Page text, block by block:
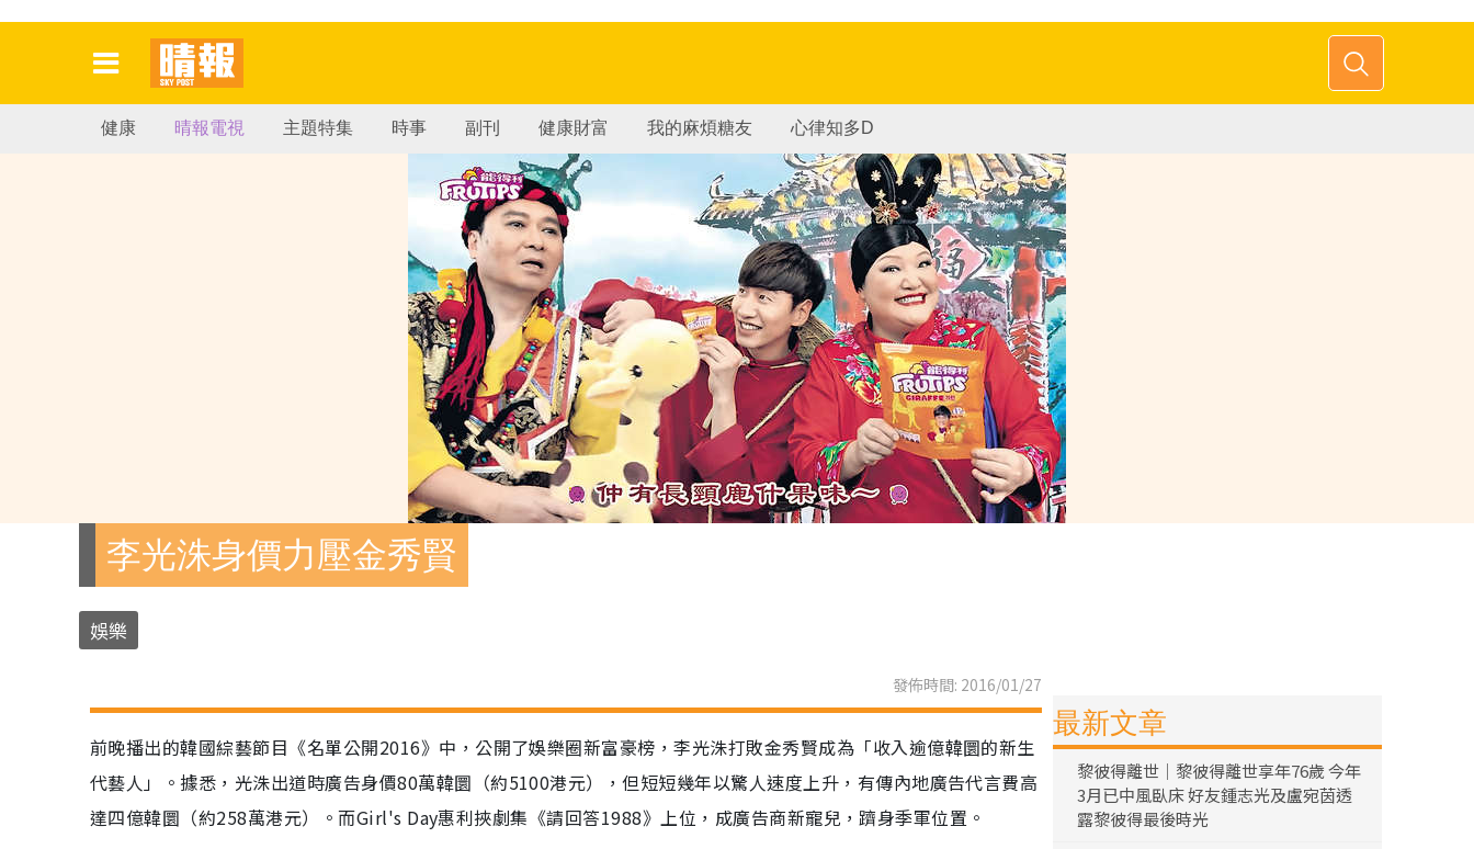
健康 晴報電視 主題特集 時事 副刊 健康財富 我的麻煩糖友 心律知多D
李光洙身價力壓金秀賢
娛樂
發佈時間: 2016/01/27
前晚播出的韓國綜藝節目《名單公開2016》中，公開了娛樂圈新富豪榜，李光洙打敗金秀賢成為「收入逾億韓圜的新生
代藝人」。據悉，光洙出道時廣告身價80萬韓圜（約5100港元），但短短幾年以驚人速度上升，有傳內地廣告代言費高
達四億韓圜（約258萬港元）。而Girl's Day惠利挾劇集《請回答1988》上位，成廣告商新寵兒，躋身季軍位置。
最新文章
黎彼得離世｜黎彼得離世享年76歲 今年
3月已中風臥床 好友鍾志光及盧宛茵透
露黎彼得最後時光